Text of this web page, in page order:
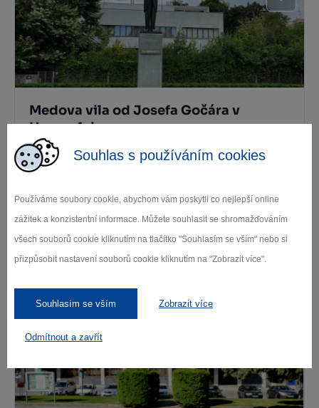
Souhlas s používáním cookies
Používáme soubory cookie, abychom vám poskytli co nejlepší online
zážitek a konzistentní informace. Můžete souhlasit se shromažďováním
všech souborů cookie kliknutím na tlačítko "Souhlasím se vším" nebo si
přizpůsobit nastavení souborů cookie kliknutím na "Zobrazit více".
Souhlasím se vším Zobrazit více
Odmítnout a zavřít
Medova vila od Josefa Gočára v
Humpolci
Humpolec
Další památky